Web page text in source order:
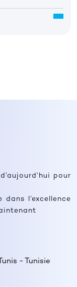
pour
l’excellence
- Tunisie